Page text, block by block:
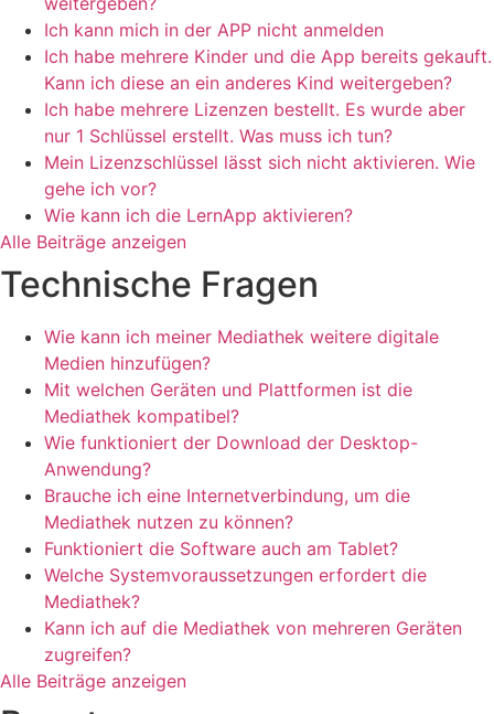
Ich kann mich in der APP nicht anmelden
Ich habe mehrere Kinder und die App bereits gekauft.
Kann ich diese an ein anderes Kind weitergeben?
Ich habe mehrere Lizenzen bestellt. Es wurde aber
nur 1 Schlüssel erstellt. Was muss ich tun?
Mein Lizenzschlüssel lässt sich nicht aktivieren. Wie
gehe ich vor?
Wie kann ich die LernApp aktivieren?
Alle Beiträge anzeigen
Technische Fragen
Wie kann ich meiner Mediathek weitere digitale
Medien hinzufügen?
Mit welchen Geräten und Plattformen ist die
Mediathek kompatibel?
Wie funktioniert der Download der Desktop-
Anwendung?
Brauche ich eine Internetverbindung, um die
Mediathek nutzen zu können?
Funktioniert die Software auch am Tablet?
Welche Systemvoraussetzungen erfordert die
Mediathek?
Kann ich auf die Mediathek von mehreren Geräten
zugreifen?
Alle Beiträge anzeigen